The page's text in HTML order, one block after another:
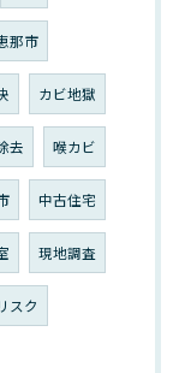
那市
カビ地獄
去 喉カビ
中古住宅
現地調査
スク